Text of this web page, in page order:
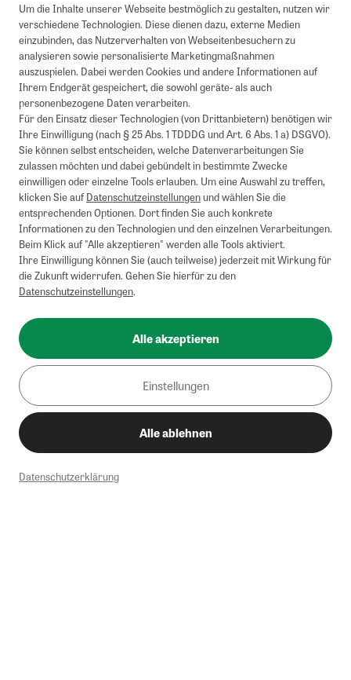
Um die Inhalte unserer Webseite bestmöglich zu gestalten, nutzen wir
verschiedene Technologien. Diese dienen dazu, externe Medien
einzubinden, das Nutzerverhalten von Webseitenbesuchern zu
analysieren sowie personalisierte Marketingmaßnahmen
auszuspielen. Dabei werden Cookies und andere Informationen auf
Ihrem Endgerät gespeichert, die sowohl geräte- als auch
personenbezogene Daten verarbeiten.
Für den Einsatz dieser Technologien (von Drittanbietern) benötigen wir
Ihre Einwilligung (nach § 25 Abs. 1 TDDDG und Art. 6 Abs. 1 a) DSGVO).
Sie können selbst entscheiden, welche Datenverarbeitungen Sie
zulassen möchten und dabei gebündelt in bestimmte Zwecke
einwilligen oder einzelne Tools erlauben. Um eine Auswahl zu treffen,
klicken Sie aufDatenschutzeinstellungenund wählen Sie die
entsprechenden Optionen. Dort finden Sie auch konkrete
Informationen zu den Technologien und den einzelnen Verarbeitungen.
Beim Klick auf "Alle akzeptieren" werden alle Tools aktiviert.
Ihre Einwilligung können Sie (auch teilweise) jederzeit mit Wirkung für
die Zukunft widerrufen. Gehen Sie hierfür zu den
Datenschutzeinstellungen.
Alle akzeptieren
Einstellungen
Alle ablehnen
Datenschutzerklärung